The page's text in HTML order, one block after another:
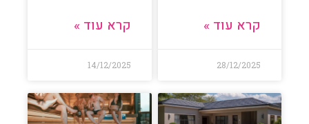
קרא עוד »
28/12/2025
קרא עוד »
14/12/2025